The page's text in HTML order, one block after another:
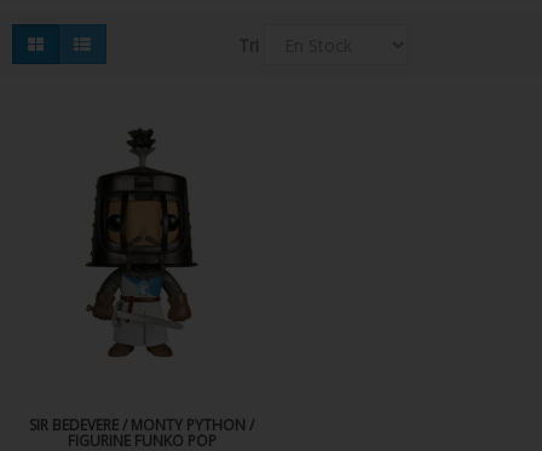
FIGURINES POP AUTRES FILMS
FIGURINES POP ANIME
FIGURINES POP HARRY POTTER
FIGURINES POP STAR WARS
FIGURINES POP STRANGER THINGS
FIGURINES POP SEIGNEUR DES ANNEAUX
FIGURINES POP JEUX VIDÉO
SIR BEDEVERE / MONTY PYTHON /
FIGURINE FUNKO POP